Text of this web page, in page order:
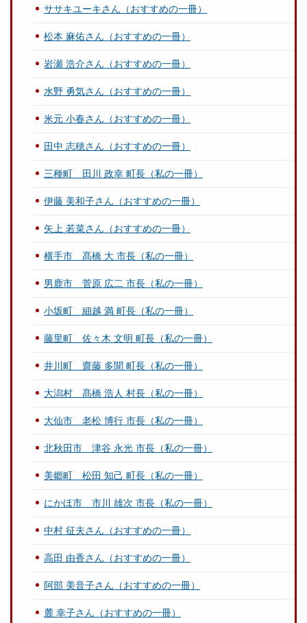
ササキユーキさん（おすすめの一冊）
松本 麻佑さん（おすすめの一冊）
岩瀬 浩介さん（おすすめの一冊）
水野 勇気さん（おすすめの一冊）
米元 小春さん（おすすめの一冊）
田中 志穂さん（おすすめの一冊）
三種町 田川 政幸 町長（私の一冊）
伊藤 美和子さん（おすすめの一冊）
矢上 若菜さん（おすすめの一冊）
横手市 髙橋 大 市長（私の一冊）
男鹿市 菅原 広二 市長（私の一冊）
小坂町 細越 満 町長（私の一冊）
藤里町 佐々木 文明 町長（私の一冊）
井川町 齋藤 多聞 町長（私の一冊）
大潟村 髙橋 浩人 村長（私の一冊）
大仙市 老松 博行 市長（私の一冊）
北秋田市 津谷 永光 市長（私の一冊）
美郷町 松田 知己 町長（私の一冊）
にかほ市 市川 雄次 市長（私の一冊）
中村 征夫さん（おすすめの一冊）
高田 由香さん（おすすめの一冊）
阿部 美音子さん（おすすめの一冊）
麓 幸子さん（おすすめの一冊）